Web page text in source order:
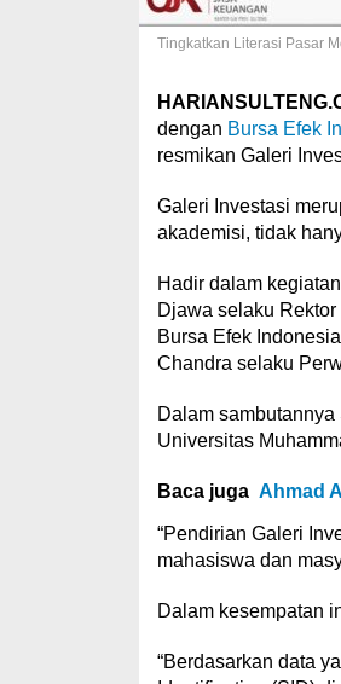
Tingkatkan Literasi Pasar
dengan Bursa Efek
resmikan Galeri
Galeri Investasi
akademisi, tidak
Hadir dalam
Djawa selaku
Bursa Efek
Chandra selaku
Dalam
Universitas
Baca juga Ahmad
“Pendirian Galeri
mahasiswa dan
Dalam kesempatan
“Berdasarkan data